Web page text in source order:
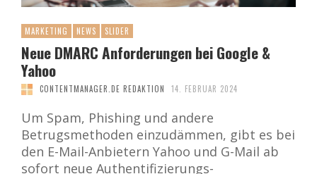
MARKETING NEWS SLIDER
Neue DMARC Anforderungen bei Google &
Yahoo
CONTENTMANAGER.DE REDAKTION 14. FEBRUAR 2024
Um Spam, Phishing und andere
Betrugsmethoden einzudämmen, gibt es bei
den E-Mail-Anbietern Yahoo und G-Mail ab
sofort neue Authentifizierungs-